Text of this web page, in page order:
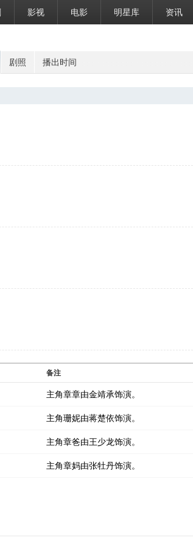
影视 电影 明星库 资讯
剧照 播出时间
备注
主角章章由金靖承饰演。
主角珊妮由蒋楚依饰演。
主角章爸由王少龙饰演。
主角章妈由张牡丹饰演。